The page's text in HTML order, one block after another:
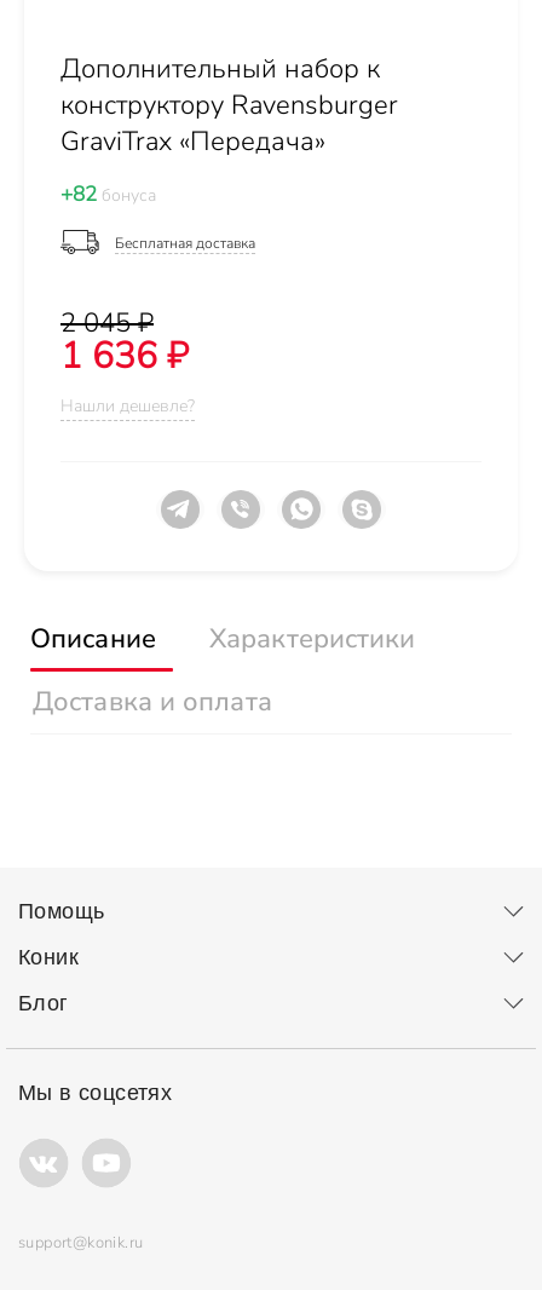
Дополнительный набор к
конструктору Ravensburger
GraviTrax «Передача»
+82 бонуса
Бесплатная доставка
2 045 ₽
1 636 ₽
Нашли дешевле?
Описание
Характеристики
Доставка и оплата
Помощь
Коник
Блог
Мы в соцсетях
support@konik.ru